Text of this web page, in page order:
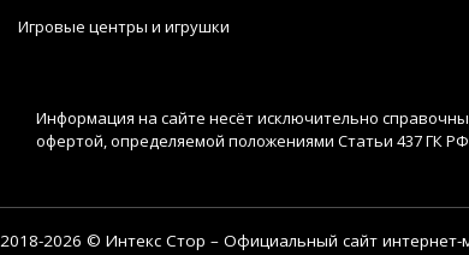
Игровые центры и игрушки
Информация на сайте несёт исключительно
офертой, определяемой положениями Статьи 437 ГК
2018-2026 © Интекс Стор – Официальный сайт интернет-